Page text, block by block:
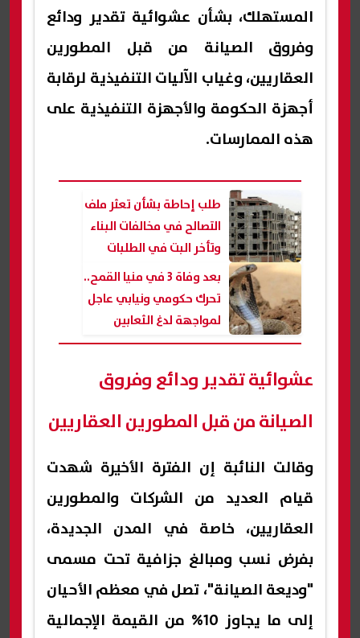
المستهلك، بشأن عشوائية تقدير ودائع
وفروق الصيانة من قبل المطورين
العقاريين، وغياب الآليات التنفيذية لرقابة
أجهزة الحكومة والأجهزة التنفيذية على
هذه الممارسات.
طلب إحاطة بشأن تعثر ملف
التصالح في مخالفات البناء
وتأخر البت في الطلبات
بعد وفاة 3 في منيا القمح..
تحرك حكومي ونيابي عاجل
لمواجهة لدغ الثعابين
السامة
عشوائية تقدير ودائع وفروق
الصيانة من قبل المطورين العقاريين
وقالت النائبة إن الفترة الأخيرة شهدت
قيام العديد من الشركات والمطورين
العقاريين، خاصة في المدن الجديدة،
بفرض نسب ومبالغ جزافية تحت مسمى
"وديعة الصيانة"، تصل في معظم الأحيان
إلى ما يجاوز 10% من القيمة الإجمالية